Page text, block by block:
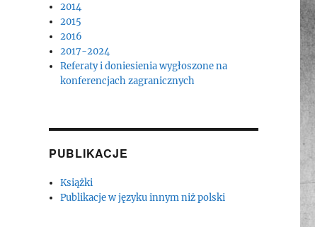
2014
2015
2016
2017-2024
Referaty i doniesienia wygłoszone na
konferencjach zagranicznych
PUBLIKACJE
Książki
Publikacje w języku innym niż polski